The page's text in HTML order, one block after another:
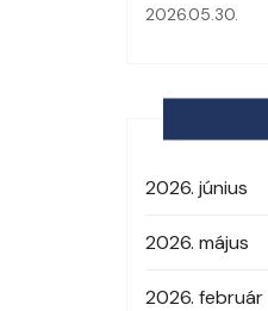
2026.05.30.
2026. június
2026. május
2026. február